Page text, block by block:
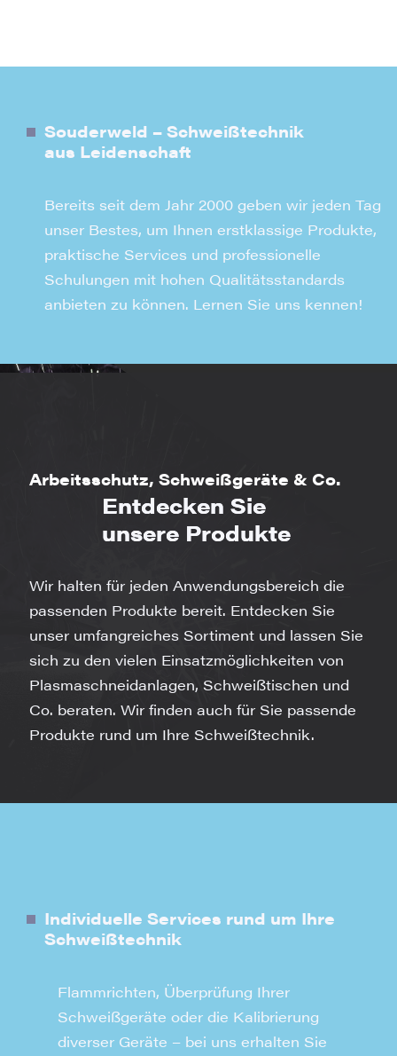
Souderweld – Schweißtechnik
aus Leidenschaft
Bereits seit dem Jahr 2000 geben wir jeden Tag
unser Bestes, um Ihnen erstklassige Produkte,
praktische Services und professionelle
Schulungen mit hohen Qualitätsstandards
anbieten zu können. Lernen Sie uns kennen!
Arbeitsschutz, Schweißgeräte & Co.
Entdecken Sie
unsere Produkte
Wir halten für jeden Anwendungsbereich die
passenden Produkte bereit. Entdecken Sie
unser umfangreiches Sortiment und lassen Sie
sich zu den vielen Einsatzmöglichkeiten von
Plasmaschneidanlagen, Schweißtischen und
Co. beraten. Wir finden auch für Sie passende
Produkte rund um Ihre Schweißtechnik.
Individuelle Services rund um Ihre
Schweißtechnik
Flammrichten, Überprüfung Ihrer
Schweißgeräte oder die Kalibrierung
diverser Geräte – bei uns erhalten Sie